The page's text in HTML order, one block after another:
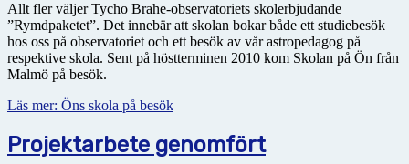
Allt fler väljer Tycho Brahe-observatoriets skolerbjudande
”Rymdpaketet”. Det innebär att skolan bokar både ett studiebesök
hos oss på observatoriet och ett besök av vår astropedagog på
respektive skola. Sent på höstterminen 2010 kom Skolan på Ön från
Malmö på besök.
Läs mer: Öns skola på besök
Projektarbete genomfört